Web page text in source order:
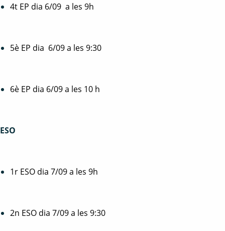
4t EP dia 6/09 a les 9h
5è EP dia 6/09 a les 9:30
6è EP dia 6/09 a les 10 h
ESO
1r ESO dia 7/09 a les 9h
2n ESO dia 7/09 a les 9:30